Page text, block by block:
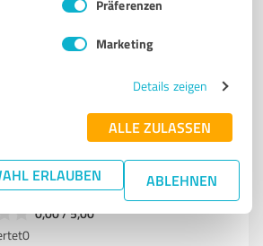
Präferenzen
Marketing
Details zeigen
ALLE ZULASSEN
ERLAUBEN ABLEHNEN
INFORMATIONSDIENST
35, 87527 Sonthofen
www.infobroker.de/
0,00 / 5,00
0